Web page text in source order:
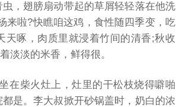
，翅膀扇动带起的草屑轻轻落在他洗
来啦?快瞧咱这鸡，食性随四季变，吃
天啄，肉质里就浸着竹间的清香;秋收
淡淡的米香，鲜得很。
在柴火灶上，灶里的干松枝烧得噼啪
是。李大叔掀开砂锅盖时，奶白的浓